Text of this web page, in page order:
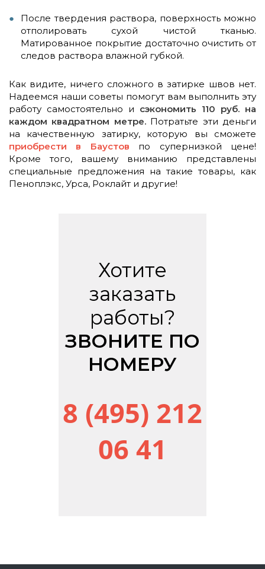
После твердения раствора, поверхность можно
отполировать сухой чистой тканью.
Матированное покрытие достаточно очистить от
следов раствора влажной губкой.
Как видите, ничего сложного в затирке швов нет.
Надеемся наши советы помогут вам выполнить эту
работу самостоятельно и сэкономить 110 руб. на
каждом квадратном метре. Потратьте эти деньги
на качественную затирку, которую вы сможете
приобрести в Баустов по супернизкой цене!
Кроме того, вашему вниманию представлены
специальные предложения на такие товары, как
Пеноплэкс, Урса, Роклайт и другие!
Хотите
заказать
работы?
ЗВОНИТЕ ПО
НОМЕРУ
8 (495) 212
06 41